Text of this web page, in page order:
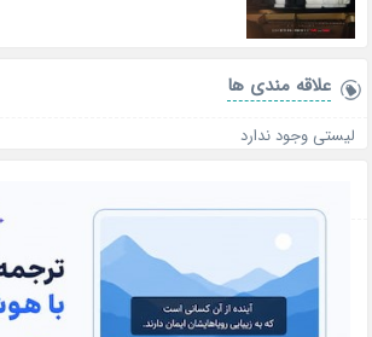
علاقه‌ مندی ها
لیستی وجود ندارد